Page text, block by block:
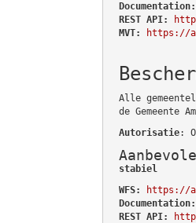
Documentation:
REST API:
MVT:
https://
Alle
de Gemeente
Autorisatie:
stabiel
WFS:
https://
Documentation:
REST API: